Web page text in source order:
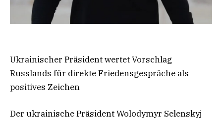
Ukrainischer Präsident wertet Vorschlag
Russlands für direkte Friedensgespräche als
positives Zeichen
Der ukrainische Präsident Wolodymyr Selenskyj